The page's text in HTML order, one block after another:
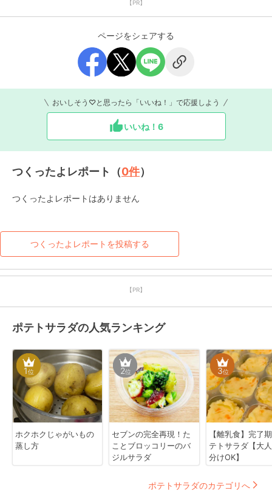
【PR】
ページをシェアする
おいしそう♡と思ったら「いいね！」で応援しよう
いいね！ 6
つくったよレポート（0件）
つくったよレポートはありません
つくったよレポートを投稿する
【PR】
ポテトサラダの人気ランキング
1位
ホクホクじゃがいもの
蒸し方
2位
セブンの完全再現！た
ことブロッコリーのバ
ジルサラダ
3位
【離乳食】完了
テトサラダ【大
分けOK】
ポテトサラダのカテゴリへ